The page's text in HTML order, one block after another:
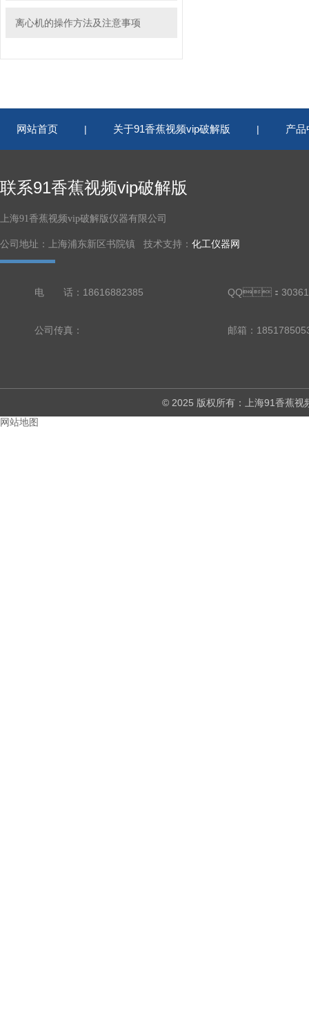
离心机的操作方法及注意事项
网站首页 | 关于91香蕉视频vip破解版 | 产品
联系91香蕉视频vip破解版
上海91香蕉视频vip破解版仪器有限公司
公司地址：上海浦东新区书院镇 技术支持： 化工仪器网
电 话：18616882385 QQ：
公司传真： 邮箱：
© 2025 版权所有：上海91香蕉
网站地图